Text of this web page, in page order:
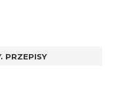
PRZEPISY